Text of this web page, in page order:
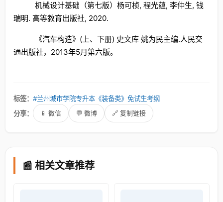
机械设计基础（第七版）杨可桢, 程光蕴, 李仲生, 钱
瑞明. 高等教育出版社, 2020.
《汽车构造》(上、下册) 史文库 姚为民主编.人民交
通出版社，2013年5月第六版。
标签： #兰州城市学院专升本《装备类》免试生考纲
分享：
📱 微信 💬 微博 🔗 复制链接
📰 相关文章推荐